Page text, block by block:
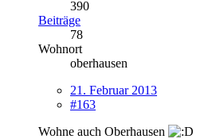
390
Beiträge
78
Wohnort
oberhausen
21. Februar 2013
#163
Wohne auch Oberhausen